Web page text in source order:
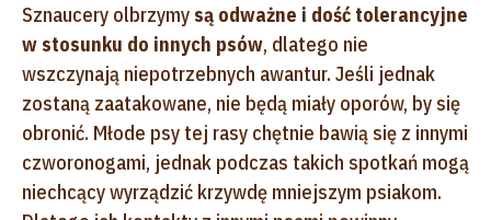
Sznaucery olbrzymysą odważne i dość tolerancyjne
w stosunku do innych psów, dlatego nie
wszczynają niepotrzebnych awantur. Jeśli jednak
zostaną zaatakowane, nie będą miały oporów, by się
obronić. Młode psy tej rasy chętnie bawią się z innymi
czworonogami, jednak podczas takich spotkań mogą
niechcący wyrządzić krzywdę mniejszym psiakom.